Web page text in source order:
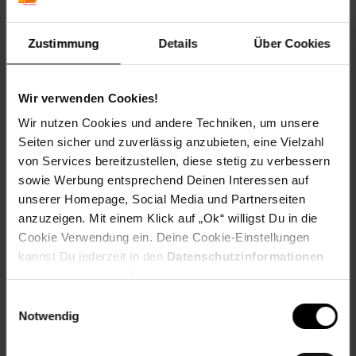
Zustimmung Details Über Cookies
Wir verwenden Cookies!
Wir nutzen Cookies und andere Techniken, um unsere
Seiten sicher und zuverlässig anzubieten, eine Vielzahl
von Services bereitzustellen, diese stetig zu verbessern
sowie Werbung entsprechend Deinen Interessen auf
unserer Homepage, Social Media und Partnerseiten
anzuzeigen. Mit einem Klick auf „Ok“ willigst Du in die
Cookie Verwendung ein. Deine Cookie-Einstellungen
kannst Du jederzeit in den Datenschutzinformationen
Notwendig
Fußzeile
Weitere Online-Angebote
Netto Reisen TV-Shop Weinwelt
Rezeptwelt Karriere